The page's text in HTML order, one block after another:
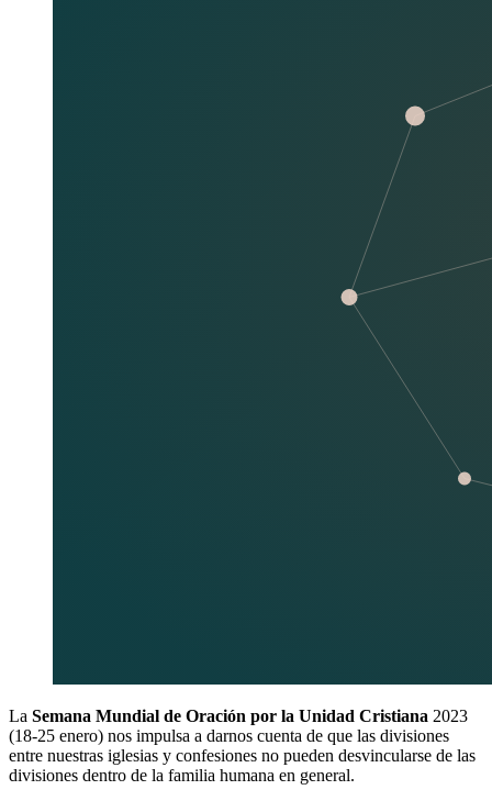
La Semana Mundial de Oración por la Unidad Cristiana 2023
(18-25 enero) nos impulsa a darnos cuenta de que las divisiones
entre nuestras iglesias y confesiones no pueden desvincularse de las
divisiones dentro de la familia humana en general.